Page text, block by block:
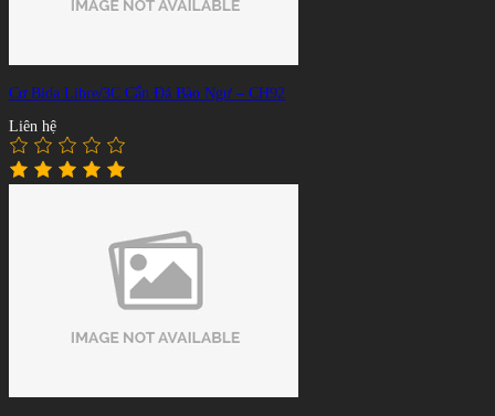
Cơ Bida Libre/3C Cẩn Đá Bào Ngư – CH92
Liên hệ